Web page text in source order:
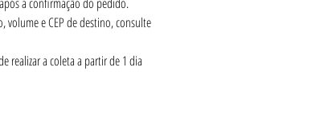
volume e CEP de destino, consulte
realizar a coleta a partir de 1 dia